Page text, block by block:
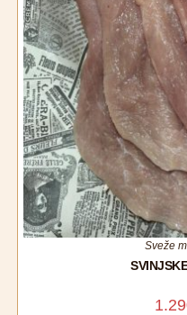
Sveže